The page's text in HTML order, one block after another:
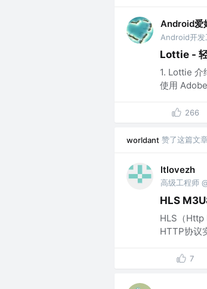
Android爱
Android开发
Lottie -
1. Lottie 介
使用
266
worldant 赞了这篇文章
ltlovezh
高级工程师
HLS
HLS（Http
HTTP协议
7